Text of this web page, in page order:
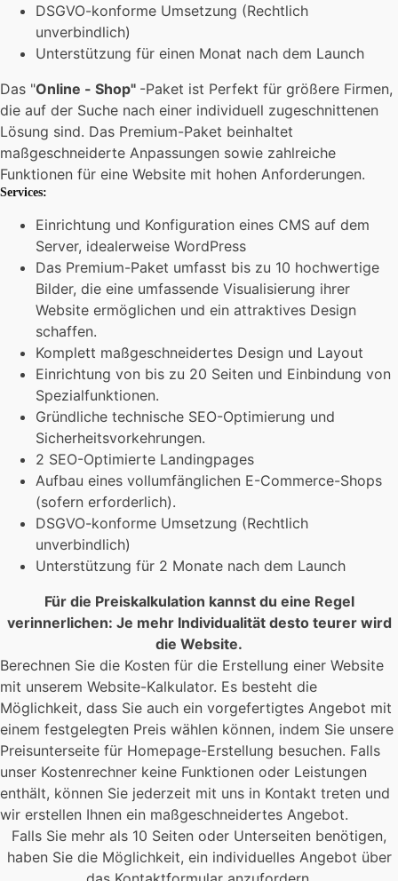
DSGVO-konforme Umsetzung (Rechtlich
unverbindlich)
Unterstützung für einen Monat nach dem Launch
Das "Online - Shop" -Paket ist Perfekt für größere Firmen,
die auf der Suche nach einer individuell zugeschnittenen
Lösung sind. Das Premium-Paket beinhaltet
maßgeschneiderte Anpassungen sowie zahlreiche
Funktionen für eine Website mit hohen Anforderungen.
Services:
Einrichtung und Konfiguration eines CMS auf dem
Server, idealerweise WordPress
Das Premium-Paket umfasst bis zu 10 hochwertige
Bilder, die eine umfassende Visualisierung ihrer
Website ermöglichen und ein attraktives Design
schaffen.
Komplett maßgeschneidertes Design und Layout
Einrichtung von bis zu 20 Seiten und Einbindung von
Spezialfunktionen.
Gründliche technische SEO-Optimierung und
Sicherheitsvorkehrungen.
2 SEO-Optimierte Landingpages
Aufbau eines vollumfänglichen E-Commerce-Shops
(sofern erforderlich).
DSGVO-konforme Umsetzung (Rechtlich
unverbindlich)
Unterstützung für 2 Monate nach dem Launch
Für die Preiskalkulation kannst du eine Regel
verinnerlichen: Je mehr Individualität desto teurer wird
die Website.
Berechnen Sie die Kosten für die Erstellung einer Website
mit unserem Website-Kalkulator. Es besteht die
Möglichkeit, dass Sie auch ein vorgefertigtes Angebot mit
einem festgelegten Preis wählen können, indem Sie unsere
Preisunterseite für Homepage-Erstellung besuchen. Falls
unser Kostenrechner keine Funktionen oder Leistungen
enthält, können Sie jederzeit mit uns in Kontakt treten und
wir erstellen Ihnen ein maßgeschneidertes Angebot.
Falls Sie mehr als 10 Seiten oder Unterseiten benötigen,
haben Sie die Möglichkeit, ein individuelles Angebot über